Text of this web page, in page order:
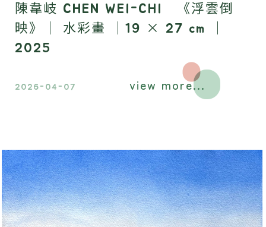
陳韋岐 CHEN WEI-CHI 《浮雲倒
映》｜ 水彩畫 ｜19 × 27 cm ｜
2025
2026-04-07 view more...